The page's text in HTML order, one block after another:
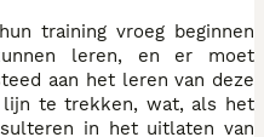
training vroeg beginnen
leren, en er moet
aan het leren van deze
lijn te trekken, wat, als het
in het uitlaten van